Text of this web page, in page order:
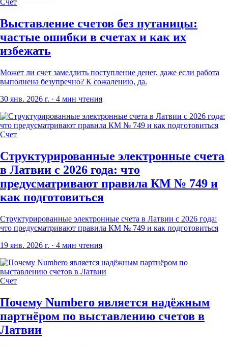
Счет
Выставление счетов без путаницы:
частые ошибки в счетах и как их
избежать
Может ли счет замедлить поступление денег, даже если работа
выполнена безупречно? К сожалению, да.
30 янв. 2026 г. · 4 мин чтения
Счет
Структурированные электронные счета
в Латвии с 2026 года: что
предусматривают правила КМ № 749 и
как подготовиться
Структурированные электронные счета в Латвии с 2026 года:
что предусматривают правила КМ № 749 и как подготовиться
19 янв. 2026 г. · 4 мин чтения
Счет
Почему Numbero является надёжным
партнёром по выставлению счетов в
Латвии